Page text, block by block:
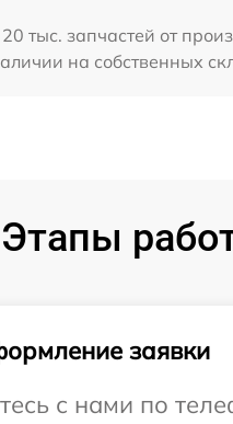
тыс. запчастей от
на собственных
Этапы
заявки
с нами по